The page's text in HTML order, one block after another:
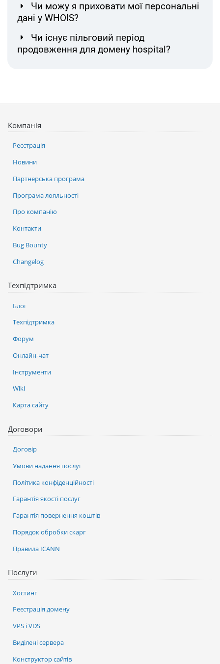
Чи можу я приховати мої персональні
дані у WHOIS?
Чи існує пільговий період
продовження для домену hospital?
Послуги
Хостинг
Реєстрація домену
VPS і VDS
Виділені сервера
Конструктор сайтів
Компанія
Реєстрація
Новини
Партнерська програма
Програма лояльності
Про компанію
Контакти
Bug Bounty
Changelog
Техпідтримка
Блог
Техпідтримка
Форум
Онлайн-чат
Інструменти
Wiki
Карта сайту
Договори
Договір
Умови надання послуг
Політика конфіденційності
Гарантія якості послуг
Гарантія повернення коштів
Порядок обробки скарг
Правила ICANN